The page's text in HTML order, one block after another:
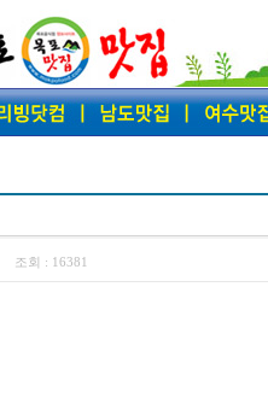
조회 : 16381